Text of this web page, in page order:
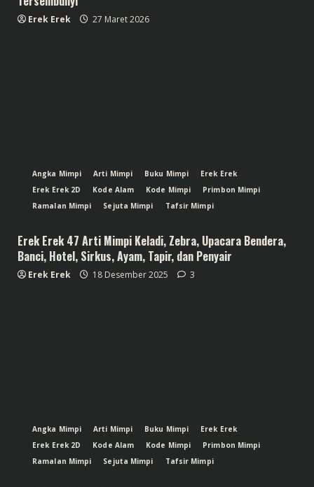
Erek Erek 27 Maret 2026
Angka Mimpi Arti Mimpi Buku Mimpi
Erek Erek
Erek Erek 2D
Kode Alam Kode Mimpi
Primbon Mimpi
Ramalan Mimpi
Sejuta Mimpi Tafsir Mimpi
Erek Erek 47 Arti Mimpi Keladi, Zebra, Upacara Bendera,
Banci, Hotel, Sirkus, Ayam, Tapir, dan Penyair
Erek Erek 18 Desember 2025 3
Angka Mimpi Arti Mimpi Buku Mimpi
Erek Erek
Erek Erek 2D
Kode Alam Kode Mimpi
Primbon Mimpi
Ramalan Mimpi
Sejuta Mimpi Tafsir Mimpi